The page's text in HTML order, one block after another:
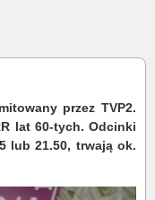
przez TVP2.
lat 60-tych. Odcinki
lub 21.50, trwają ok.